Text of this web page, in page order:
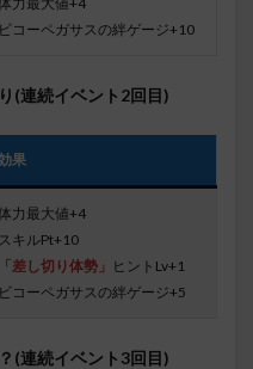
ビコーペガサスの絆ゲージ+10
(連続イベント2回目)
果
力最大値+4
スキルPt+10
「差し切り体勢」 ヒントLv+1
ビコーペガサスの絆ゲージ+5
(連続イベント3回目)